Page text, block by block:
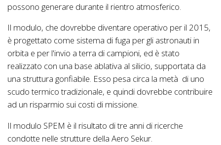
possono generare durante il rientro atmosferico.
Il modulo, che dovrebbe diventare operativo per il 2015,
è progettato come sistema di fuga per gli astronauti in
orbita e per l'invio a terra di campioni, ed è stato
realizzato con una base ablativa al silicio, supportata da
una struttura gonfiabile. Esso pesa circa la metà di uno
scudo termico tradizionale, e quindi dovrebbe contribuire
ad un risparmio sui costi di missione.
Il modulo SPEM è il risultato di tre anni di ricerche
condotte nelle strutture della Aero Sekur.